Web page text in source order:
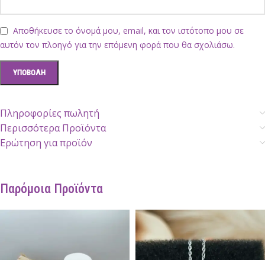
Αποθήκευσε το όνομά μου, email, και τον ιστότοπο μου σε
αυτόν τον πλοηγό για την επόμενη φορά που θα σχολιάσω.
Πληροφορίες πωλητή
Περισσότερα Προϊόντα
Ερώτηση για προϊόν
Παρόμοια Προϊόντα